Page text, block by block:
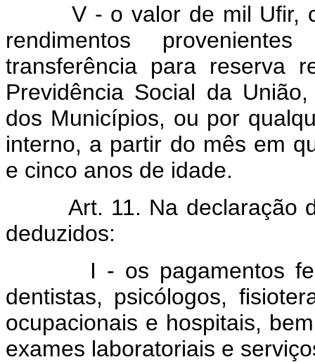
V - o valor de mil Ufir,
rendimentos
transferência para reserva
Previdência Social da
dos Municípios, ou por
interno, a partir do mês em
e cinco anos de idade.
Art. 11. Na declaração
deduzidos:
I - os pagamentos
dentistas, psicólogos,
ocupacionais e hospitais,
exames laboratoriais e